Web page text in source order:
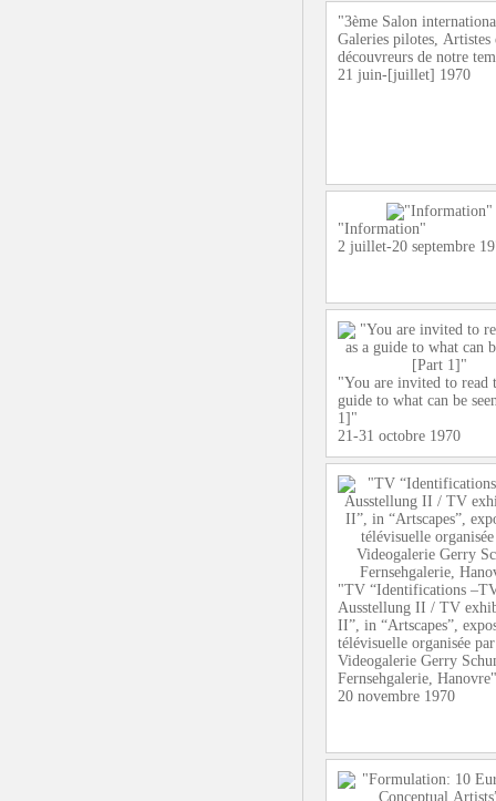
"3ème Salon
Galeries pilotes, Artistes
découvreurs de notre
21 juin-[juillet] 1970
"Information"
2 juillet-20 septembre
"You are invited to read
guide to what can be
1]"
21-31 octobre 1970
"TV “Identifications
Ausstellung II / TV
II”, in “Artscapes”,
télévisuelle organisée par
Videogalerie Gerry
Fernsehgalerie,
20 novembre 1970